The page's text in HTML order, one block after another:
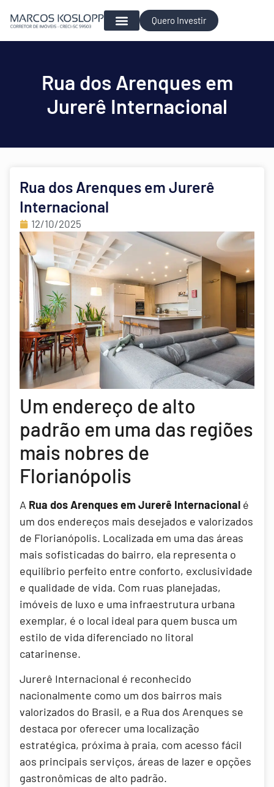
Quero Investir
Rua dos Arenques em
Jurerê Internacional
Rua dos Arenques em Jurerê
Internacional
12/10/2025
Um endereço de alto
padrão em uma das regiões
mais nobres de
Florianópolis
A Rua dos Arenques em Jurerê Internacional é
um dos endereços mais desejados e valorizados
de Florianópolis. Localizada em uma das áreas
mais sofisticadas do bairro, ela representa o
equilíbrio perfeito entre conforto, exclusividade
e qualidade de vida. Com ruas planejadas,
imóveis de luxo e uma infraestrutura urbana
exemplar, é o local ideal para quem busca um
estilo de vida diferenciado no litoral
catarinense.
Jurerê Internacional é reconhecido
nacionalmente como um dos bairros mais
valorizados do Brasil, e a Rua dos Arenques se
destaca por oferecer uma localização
estratégica, próxima à praia, com acesso fácil
aos principais serviços, áreas de lazer e opções
gastronômicas de alto padrão.